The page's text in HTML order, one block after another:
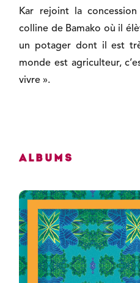
Kar rejoint la
colline de Bamako où il
un potager dont il est
monde est agriculteur,
vivre ».
Albums